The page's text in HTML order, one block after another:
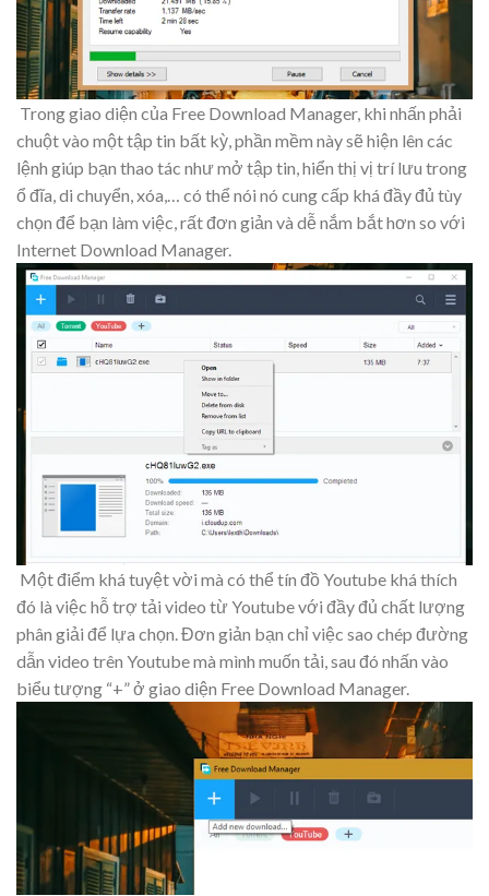
Trong giao diện của Free Download Manager, khi nhấn phải
chuột vào một tập tin bất kỳ, phần mềm này sẽ hiện lên các
lệnh giúp bạn thao tác như mở tập tin, hiển thị vị trí lưu trong
ổ đĩa, di chuyển, xóa,… có thể nói nó cung cấp khá đầy đủ tùy
chọn để bạn làm việc, rất đơn giản và dễ nắm bắt hơn so với
Internet Download Manager.
Một điểm khá tuyệt vời mà có thể tín đồ Youtube khá thích
đó là việc hỗ trợ tải video từ Youtube với đầy đủ chất lượng
phân giải để lựa chọn. Đơn giản bạn chỉ việc sao chép đường
dẫn video trên Youtube mà mình muốn tải, sau đó nhấn vào
biểu tượng “+” ở giao diện Free Download Manager.